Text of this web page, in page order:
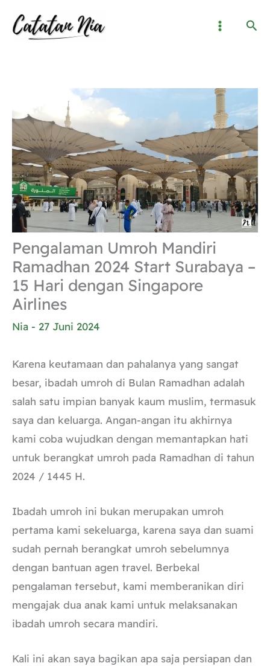
Cari
Pengalaman Umroh Mandiri
Ramadhan 2024 Start Surabaya –
15 Hari dengan Singapore
Airlines
Nia - 27 Juni 2024
Karena keutamaan dan pahalanya yang sangat
besar, ibadah umroh di Bulan Ramadhan adalah
salah satu impian banyak kaum muslim, termasuk
saya dan keluarga. Angan-angan itu akhirnya
kami coba wujudkan dengan memantapkan hati
untuk berangkat umroh pada Ramadhan di tahun
2024 / 1445 H.
Ibadah umroh ini bukan merupakan umroh
pertama kami sekeluarga, karena saya dan suami
sudah pernah berangkat umroh sebelumnya
dengan bantuan agen travel. Berbekal
pengalaman tersebut, kami memberanikan diri
mengajak dua anak kami untuk melaksanakan
ibadah umroh secara mandiri.
Kali ini akan saya bagikan apa saja persiapan dan